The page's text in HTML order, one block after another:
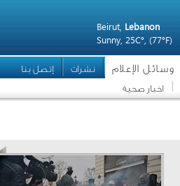
Beirut, Lebanon
Sunny, 25C°, (77°F)
وسائل الإعلام نشرات
إتصل بنا
اخبار صحية